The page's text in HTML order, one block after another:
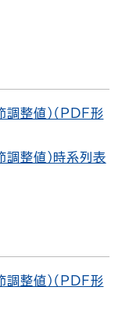
調整値）（PDF形
調整値）時系列表
調整値）（PDF形